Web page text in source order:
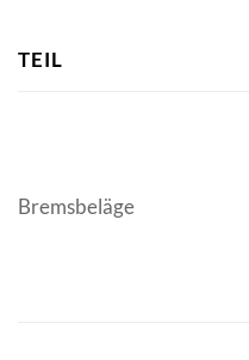
TEIL
Bremsbeläge